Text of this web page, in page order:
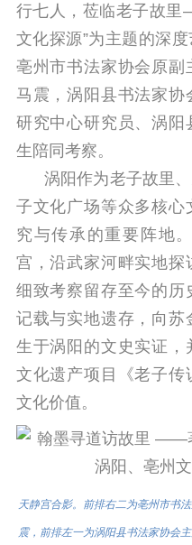
行七人，莅临老子故
文化探源”为主题的深
亳州市书法家协会原副
马震，涡阳县书法家协
研究中心研究员、涡阳
生陪同考察。
涡阳作为老子故里、
子文化广场等众多核心
究与传承的重要阵地
宫，沿武家河畔实地探
细致考察留存至今的历
记载与实地遗存，向苏
生于涡阳的文史实证，
文化遗产项目《老子传
文化价值。
天静宫合影。前排右二为亳州市书
震，前排左一为涡阳县书法家协会